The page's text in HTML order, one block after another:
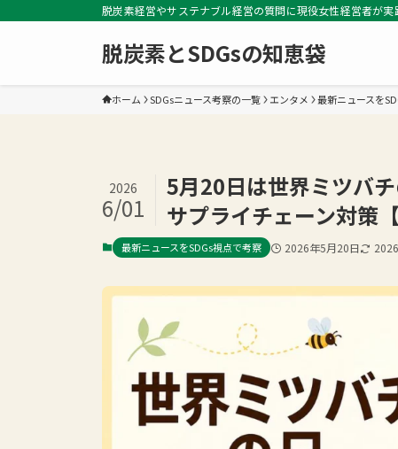
脱炭素経営やサステナブル経営の質問に現役女性経営者が実
脱炭素とSDGsの知恵袋
ホーム SDGsニュース考察の一覧 エンタメ 最新ニュースを
5月20日は世界ミツバ
サプライチェーン対策
2026
6/01
最新ニュースをSDGs視点で考察 2026年5月20日